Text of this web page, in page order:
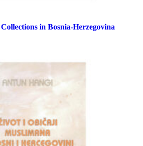
in Bosnia-Herzegovina